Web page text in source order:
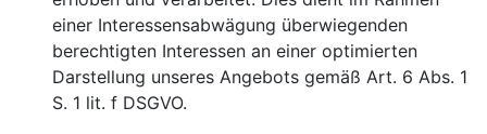
einer Interessensabwägung überwiegenden
berechtigten Interessen an einer optimierten
Darstellung unseres Angebots gemäß Art. 6 Abs. 1
S. 1 lit. f DSGVO.